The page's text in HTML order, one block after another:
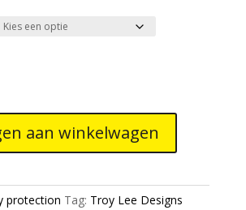
€199,00
aan winkelwagen
protection Tag: Troy Lee Designs